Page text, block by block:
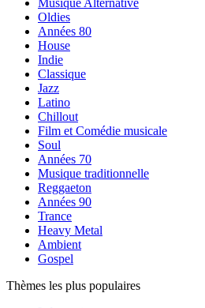
Musique Alternative
Oldies
Années 80
House
Indie
Classique
Jazz
Latino
Chillout
Film et Comédie musicale
Soul
Années 70
Musique traditionnelle
Reggaeton
Années 90
Trance
Heavy Metal
Ambient
Gospel
Thèmes les plus populaires